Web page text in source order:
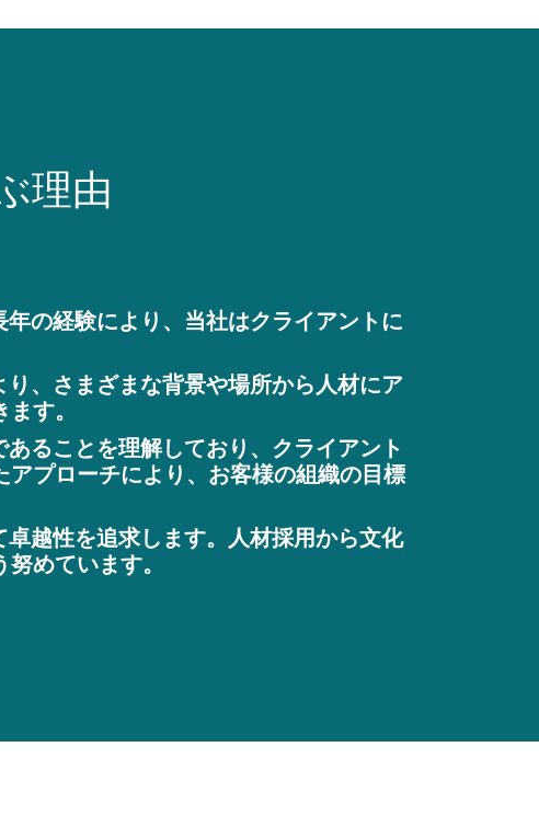
理由
の経験により、当社はクライアントに
、さまざまな背景や場所から人材にア
す。
ることを理解しており、クライアント
プローチにより、お客様の組織の目標
越性を追求します。人材採用から文化
めています。